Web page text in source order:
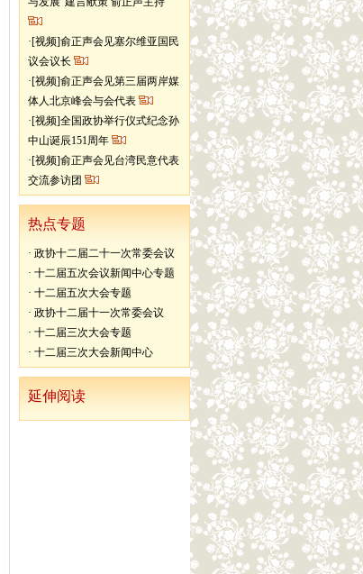
·[视频]俞正声会见塞尔维亚国民
议会议长
·[视频]俞正声会见第三届两岸媒
体人北京峰会与会代表
·[视频]全国政协举行仪式纪念孙
中山诞辰151周年
·[视频]俞正声会见台湾民意代表
交流参访团
热点专题
·政协十二届二十一次常委会议
·十二届五次会议新闻中心专题
·十二届五次大会专题
·政协十二届十一次常委会议
·十二届三次大会专题
·十二届三次大会新闻中心
延伸阅读